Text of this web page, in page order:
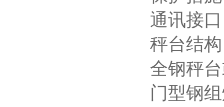
通讯接
秤台结构
全钢秤
门型钢